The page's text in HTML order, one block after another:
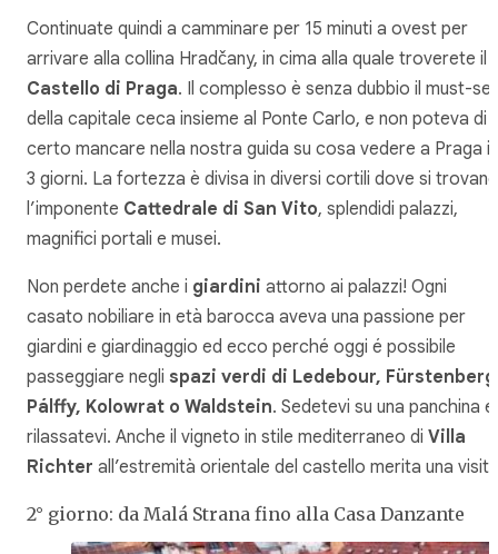
Continuate quindi a camminare per 15 minuti a ovest per
arrivare alla collina Hradčany, in cima alla quale troverete il
Castello di Praga. Il complesso è senza dubbio il must-
della capitale ceca insieme al Ponte Carlo, e non poteva di
certo mancare nella nostra guida su cosa vedere a Praga in
3 giorni. La fortezza è divisa in diversi cortili dove si trovano
l’imponente Cattedrale di San Vito, splendidi palazzi,
magnifici portali e musei.
Non perdete anche i giardini attorno ai palazzi! Ogni
casato nobiliare in età barocca aveva una passione per
giardini e giardinaggio ed ecco perché oggi é possibile
passeggiare negli spazi verdi di Ledebour,
Pálffy, Kolowrat o Waldstein. Sedetevi su una panchina e
rilassatevi. Anche il vigneto in stile mediterraneo di Villa
Richter all’estremità orientale del castello merita una
2° giorno: da Malá Strana fino alla Casa Danzante